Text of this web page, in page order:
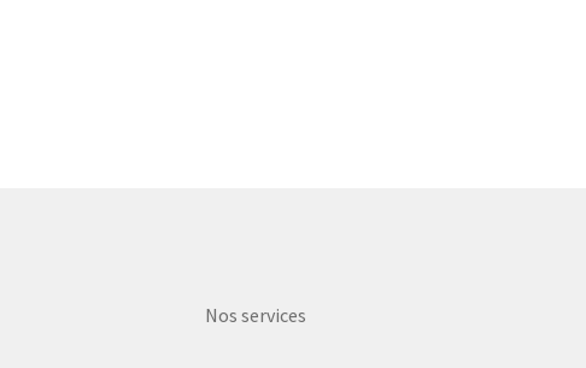
Nos services